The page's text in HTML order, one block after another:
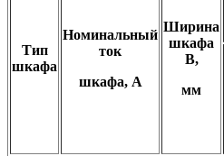
Тип
шкафа
Номинальный
ток
шкафа, А
Ширина
шкафа
В,
мм